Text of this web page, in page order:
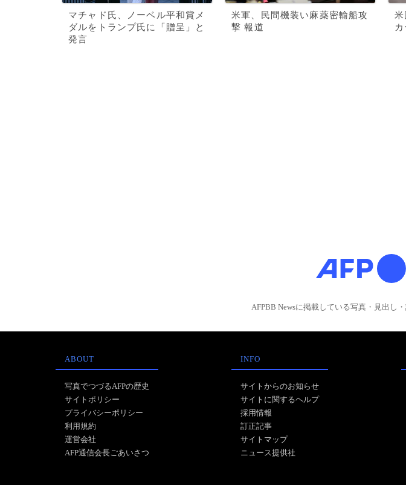
マチャド氏、ノーベル平和賞メ
ダルをトランプ氏に「贈呈」と
発言
米軍、民間機装い麻薬密輸船攻
撃 報道
米
AFPBB Newsに掲載している写真・見出し
ABOUT
写真でつづるAFPの歴史
サイトポリシー
プライバシーポリシー
利用規約
運営会社
AFP通信会長ごあいさつ
INFO
サイトからのお知らせ
サイトに関するヘルプ
採用情報
訂正記事
サイトマップ
ニュース提供社